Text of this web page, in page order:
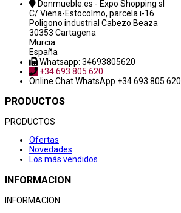
Donmueble.es - Expo Shopping sl
C/ Viena-Estocolmo, parcela i-16
Poligono industrial Cabezo Beaza
30353 Cartagena
Murcia
España
Whatsapp: 34693805620
+34 693 805 620
Online ChatWhatsApp +34 693 805 620
PRODUCTOS
PRODUCTOS
Ofertas
Novedades
Los más vendidos
INFORMACION
INFORMACION